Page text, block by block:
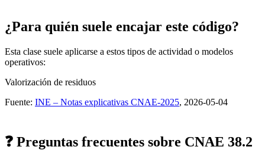
¿Para quién suele encajar este código?
Esta clase suele aplicarse a estos tipos de actividad o modelos
operativos:
Valorización de residuos
Fuente: INE – Notas explicativas CNAE-2025, 2026-05-04
❓ Preguntas frecuentes sobre CNAE 38.2